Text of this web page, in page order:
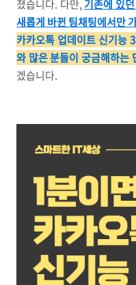
졌습니다. 다만, 기존에 있
새롭게 바뀐 팀채팅에서만
카카오톡 업데이트 신기능
와 많은 분들이 궁금해하는
겠습니다.